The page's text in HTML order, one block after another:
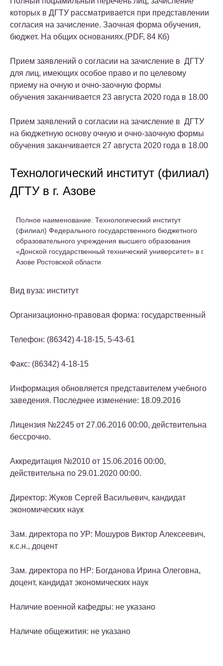
которых в ДГТУ рассматривается при представлении
согласия на зачисление. Заочная форма обучения,
бюджет. На общих основаниях.(PDF, 84 Кб)
Прием заявлений о согласии на зачисление в ДГТУ
для лиц, имеющих особое право и по целевому
приему на очную и очно-заочную формы
обучения заканчивается 23 августа 2020 года в 18.00
Прием заявлений о согласии на зачисление в ДГТУ
на бюджетную основу очную и очно-заочную формы
обучения заканчивается 27 августа 2020 года в 18.00
Технологический институт (филиал)
ДГТУ в г. Азове
Полное наименование: Технологический институт
(филиал) Федерального государственного бюджетного
образовательного учреждения высшего образования
«Донской государственный технический университет» в г.
Азове Ростовской области
Вид вуза: институт
Организационно-правовая форма: государственный
Телефон: (86342) 4-18-15, 5-43-61
Факс: (86342) 4-18-15
Информация обновляется представителем учебного
заведения. Последнее изменение: 18.09.2016
Лицензия №2245 от 27.06.2016 00:00, действительна
бессрочно.
Аккредитация №2010 от 15.06.2016 00:00,
действительна по 29.01.2020 00:00.
Директор: Жуков Сергей Васильевич, кандидат
экономических наук
Зам. директора по УР: Мошуров Виктор Алексеевич,
к.с.н., доцент
Зам. директора по НР: Богданова Ирина Олеговна,
доцент, кандидат экономических наук
Наличие военной кафедры: не указано
Наличие общежития: не указано